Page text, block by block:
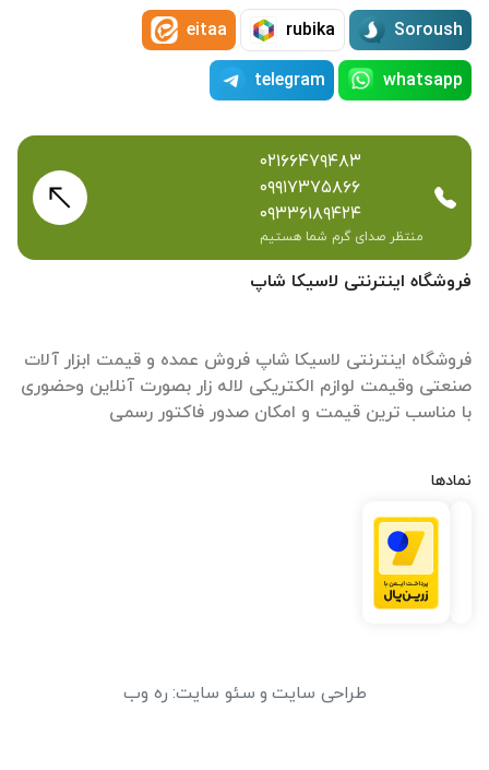
فروشگاه اینترنتی لاسیکا شاپ
فروشگاه اینترنتی لاسیکا شاپ فروش عمده و قیمت ابزار آلات
صنعتی وقیمت لوازم الکتریکی لاله زار بصورت آنلاین وحضوری
با مناسب ترین قیمت و امکان صدور فاکتور رسمی
نمادها
Soroush
rubika
eitaa
whatsapp
telegram
۰۲۱۶۶۴۷۹۴۸۳
۰۹۹۱۷۳۷۵۸۶۶
۰۹۳۳۶۱۸۹۴۲۴
منتظر صدای گرم شما هستیم
طراحی سایت و سئو سایت: ره وب